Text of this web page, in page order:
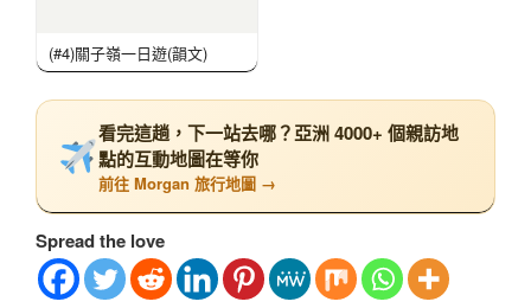
(#4)關子嶺一日遊(韻文)
看完這趟，下一站去哪？亞洲 4000+ 個親訪地
點的互動地圖在等你
前往 Morgan 旅行地圖 →
Spread the love